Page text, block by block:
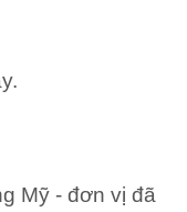
Mỹ - đơn vị đã